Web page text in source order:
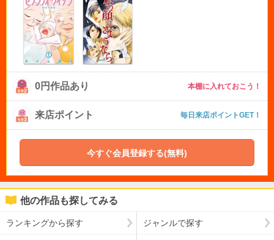
0円作品あり 本棚に入れておこう！
来店ポイント 毎日来店ポイントGET！
今すぐ会員登録する(無料)
他の作品も探してみる
ランキングから探す ジャンルで探す